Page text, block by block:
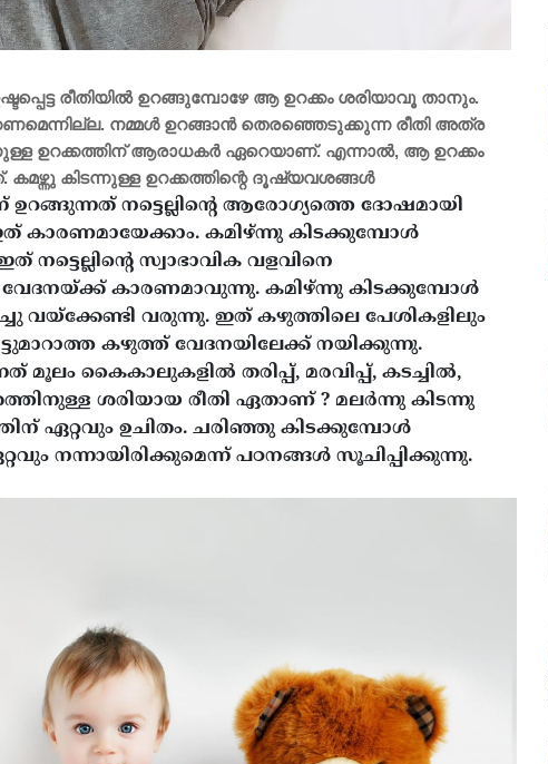
രീതിയിൽ ഉറങ്ങുമ്പോഴേ ആ ഉറക്കം ശരിയാവൂ താനും.
നമ്മൾ ഉറങ്ങാൻ തെരഞ്ഞെടുക്കുന്ന രീതി അത്ര
ഉറക്കത്തിന് ആരാധകർ ഏറെയാണ്. എന്നാൽ, ആ ഉറക്കം
കിടന്നുള്ള ഉറക്കത്തിന്റെ ദൂഷ്യവശങ്ങൾ
ഉറങ്ങുന്നത് നട്ടെല്ലിന്റെ ആരോ​ഗ്യത്തെ ദോഷമായി
കാരണമായേക്കാം. കമിഴ്ന്നു കിടക്കുമ്പോൾ
നട്ടെല്ലിന്റെ സ്വാഭാവിക വളവിനെ
വേദനയ്ക്ക് കാരണമാവുന്നു. കമിഴ്ന്നു കിടക്കുമ്പോൾ
വയ്ക്കേണ്ടി വരുന്നു. ഇത് കഴുത്തിലെ പേശികളിലും
കഴുത്ത് വേദനയിലേക്ക് നയിക്കുന്നു.
മൂലം കൈകാലുകളിൽ തരിപ്പ്, മരവിപ്പ്, കടച്ചിൽ,
ശരിയായ രീതി ഏതാണ് ? മലർന്നു കിടന്നു
ഏറ്റവും ഉചിതം. ചരിഞ്ഞു കിടക്കുമ്പോൾ
നന്നായിരിക്കുമെന്ന് പഠനങ്ങൾ സൂചിപ്പിക്കുന്നു.